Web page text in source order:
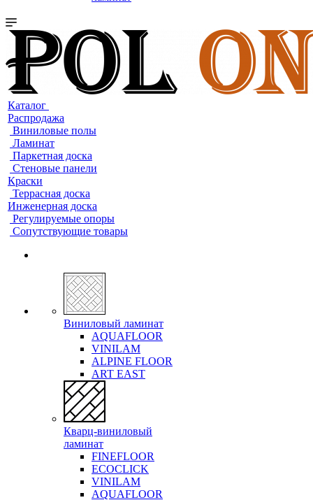
Каталог
Распродажа
Виниловые полы
Ламинат
Паркетная доска
Стеновые панели
Краски
Террасная доска
Инженерная доска
Регулируемые опоры
Сопутствующие товары
Виниловый ламинат
AQUAFLOOR
VINILAM
ALPINE FLOOR
ART EAST
Кварц-виниловый
ламинат
FINEFLOOR
ECOCLICK
VINILAM
AQUAFLOOR